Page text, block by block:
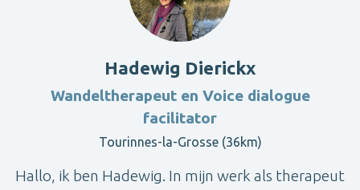
Hadewig Dierickx
Wandeltherapeut en Voice dialogue
facilitator
Tourinnes-la-Grosse (36km)
Hallo, ik ben Hadewig. In mijn werk als therapeut